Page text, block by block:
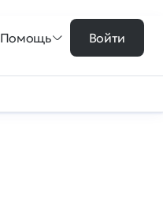
Помощь Войти